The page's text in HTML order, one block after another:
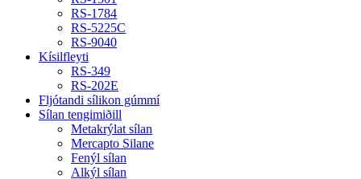
RS-1784
RS-5225C
RS-9040
Kísilfleyti
RS-349
RS-202E
Fljótandi sílikon gúmmí
Sílan tengimiðill
Metakrýlat sílan
Mercapto Silane
Fenýl sílan
Alkýl sílan